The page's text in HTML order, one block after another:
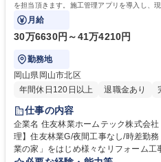
を担当頂きます。施工管理アプリを導入し、
取り組みも積極的に行っています。
月給
30万6630円～41万4210円
勤務地
岡山県岡山市北区
年間休日120日以上
退職金あり
仕事の内容
企業名 住友林業ホームテック株式会社 求人名 岡山【リフォーム施工管
理】住友林業G/夜間工事なし/時差勤務・直行直帰可
業の家」をはじめ様々なリフォーム